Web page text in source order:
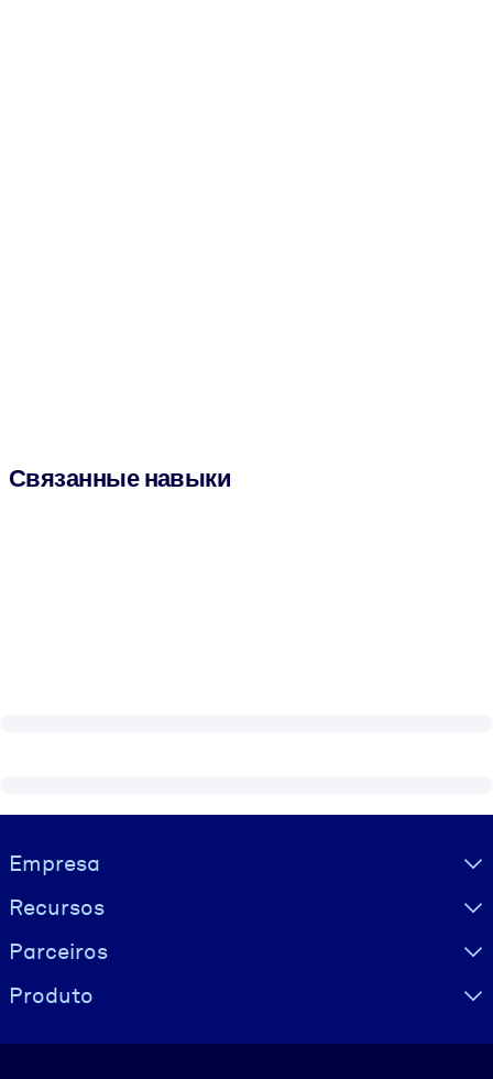
Связанные навыки
Visually hidden Text
Empresa
Recursos
Parceiros
Produto